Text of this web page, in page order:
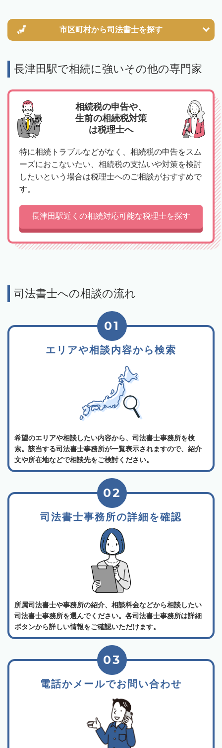
市区町村から司法書士を探す
長津田駅で相続に強いその他の専門家
相続税の申告や、
生前の相続税対策
は税理士へ
特に相続トラブルなどがなく、相続税の申告をスム
ーズにおこないたい、相続税の支払いや対策を検討
したいという場合は税理士へのご相談がおすすめで
す。
長津田駅近くの相続対応可能な税理士を探す
司法書士への相談の流れ
エリアや相談内容から検索
01
希望のエリアや相談したい内容から、司法書士事務所を検
索。該当する司法書士事務所が一覧表示されますので、紹介
文や所在地などで相談先をご検討ください。
司法書士事務所の詳細を確認
02
所属司法書士や事務所の紹介、相談料金などから相談したい
司法書士事務所を選んでください。各司法書士事務所は詳細
ボタンから詳しい情報をご確認いただけます。
電話かメールでお問い合わせ
03